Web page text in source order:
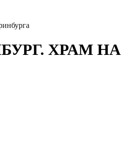
ХРАМ НА